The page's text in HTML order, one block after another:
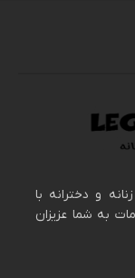
و دخترانه با
به شما عزیزان